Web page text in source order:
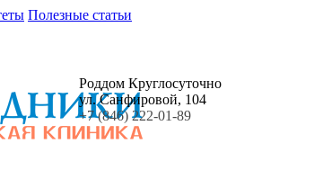
Полезные статьи
Роддом Круглосуточно
ул. Санфировой, 104
+7 (846) 222-01-89